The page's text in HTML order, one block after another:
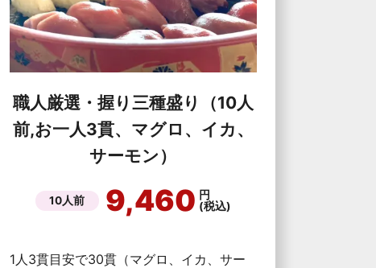
職人厳選・握り三種盛り（10人
前,お一人3貫、マグロ、イカ、
サーモン）
10人前 9,460 円
(税込)
1人3貫目安で30貫（マグロ、イカ、サー